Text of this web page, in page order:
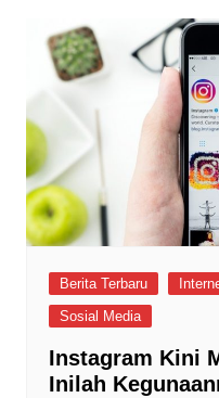
Berita Terbaru
Sosial Media
Instagram Kini
Inilah